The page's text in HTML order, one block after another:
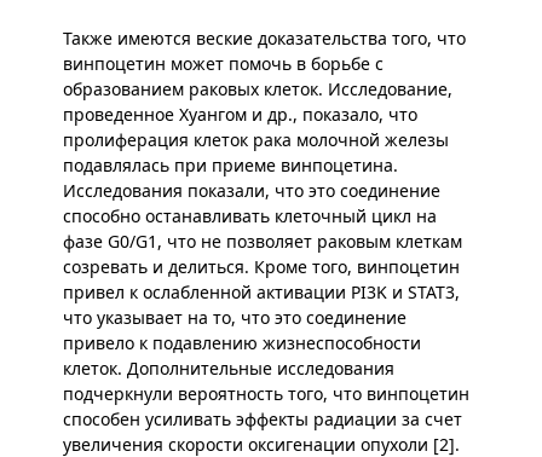
Также имеются веские доказательства того, что
винпоцетин может помочь в борьбе с
образованием раковых клеток. Исследование,
проведенное Хуангом и др., показало, что
пролиферация клеток рака молочной железы
подавлялась при приеме винпоцетина.
Исследования показали, что это соединение
способно останавливать клеточный цикл на
фазе G0/G1, что не позволяет раковым клеткам
созревать и делиться. Кроме того, винпоцетин
привел к ослабленной активации PI3K и STAT3,
что указывает на то, что это соединение
привело к подавлению жизнеспособности
клеток. Дополнительные исследования
подчеркнули вероятность того, что винпоцетин
способен усиливать эффекты радиации за счет
увеличения скорости оксигенации опухоли [2].